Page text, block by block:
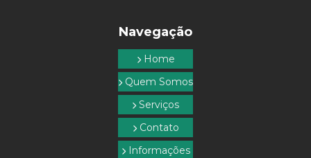
Topografia e georreferenciamento
Topografia em são paulo
Navegação
Home
Quem Somos
Serviços
Contato
Informações